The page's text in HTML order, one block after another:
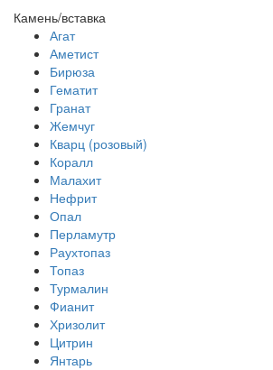
Камень/вставка
Агат
Аметист
Бирюза
Гематит
Гранат
Жемчуг
Кварц (розовый)
Коралл
Малахит
Нефрит
Опал
Перламутр
Раухтопаз
Топаз
Турмалин
Фианит
Хризолит
Цитрин
Янтарь